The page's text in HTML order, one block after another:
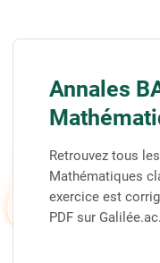
Annales
Retrouvez tous
Mathématiques
exercice est
PDF sur Galilée.ac.